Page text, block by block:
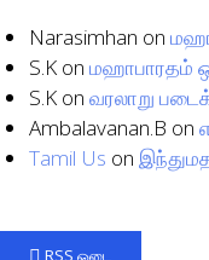
Narasimhan on
S.K on மஹாபாரதம்
S.K on வரலாறு
Ambalavanan.B on
Tamil Us on
RSS ஓடை